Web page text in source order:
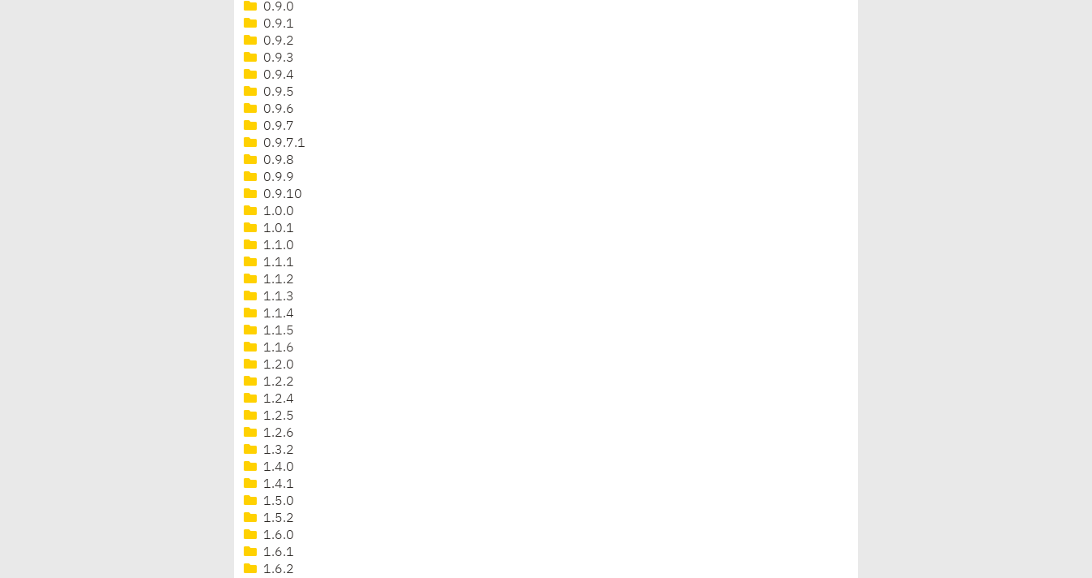
0.9.0
0.9.1
0.9.2
0.9.3
0.9.4
0.9.5
0.9.6
0.9.7
0.9.7.1
0.9.8
0.9.9
0.9.10
1.0.0
1.0.1
1.1.0
1.1.1
1.1.2
1.1.3
1.1.4
1.1.5
1.1.6
1.2.0
1.2.2
1.2.4
1.2.5
1.2.6
1.3.2
1.4.0
1.4.1
1.5.0
1.5.2
1.6.0
1.6.1
1.6.2